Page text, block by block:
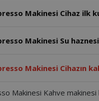
Makinesi Cihaz ilk
Makinesi Su
Makinesi Cihazın
Makinesi Kahve